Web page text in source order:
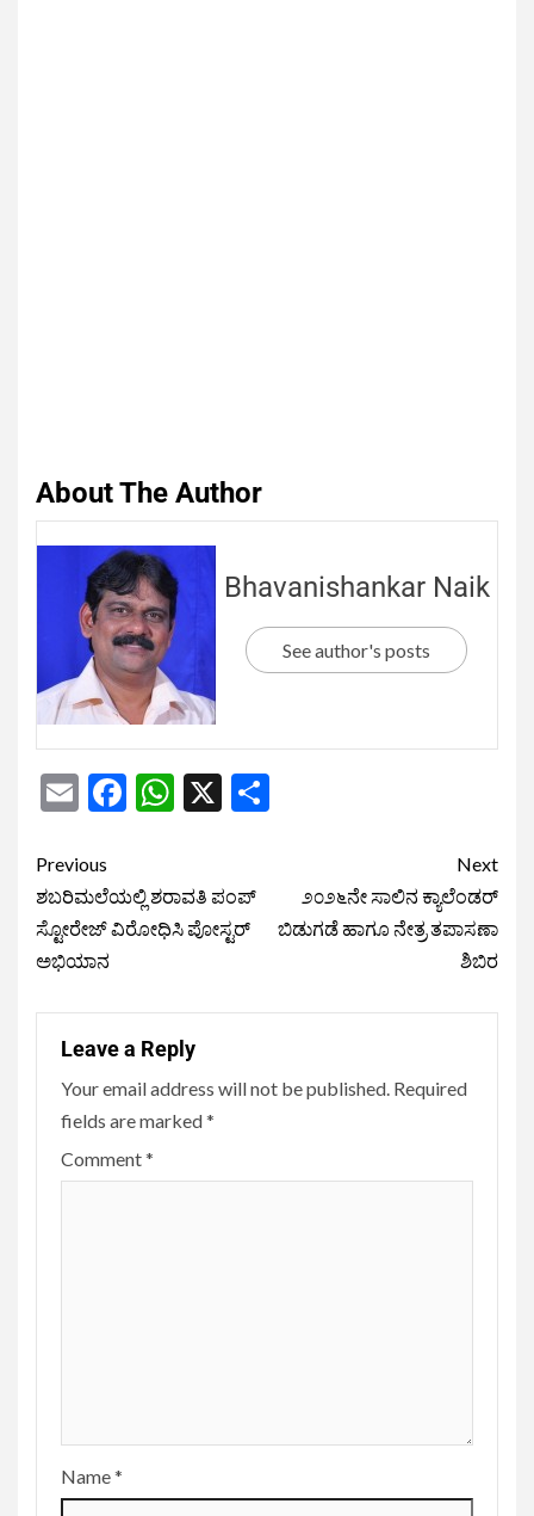
About The Author
Bhavanishankar Naik
See author's posts
EmailFacebook
WhatsApp
X
Previous
ಶಬರಿಮಲೆಯಲ್ಲಿ ಶರಾವತಿ ಪಂಪ್
ಸ್ಟೋರೇಜ್ ವಿರೋಧಿಸಿ ಪೋಸ್ಟರ್
ಅಭಿಯಾನ
Next
೨೦೨೬ನೇ ಸಾಲಿನ ಕ್ಯಾಲೆಂಡರ್
ಬಿಡುಗಡೆ ಹಾಗೂ ನೇತ್ರ ತಪಾಸಣಾ
ಶಿಬಿರ
Leave a Reply
Your email address will not be published. Required
fields are marked*
Comment*
Name*